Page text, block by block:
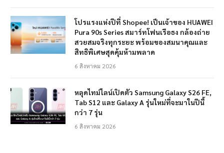
โปรแรงแห่งปีที่ Shopee! เป็นเจ้าของ HUAWEI
Pura 90s Series สมาร์ทโฟนเรือธง กล้องถ่าย
สวยสมจริงทุกระยะ พร้อมของสมนาคุณและ
สิทธิพิเศษสุดคุ้มห้ามพลาด
6 สิงหาคม 2026
หลุดไทม์ไลน์เปิดตัว Samsung Galaxy S26 FE,
Tab S12 และ Galaxy A รุ่นใหม่ที่จะมาในปีนี้
กว่า 7 รุ่น
6 สิงหาคม 2026